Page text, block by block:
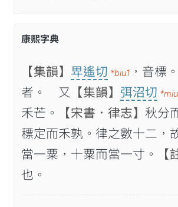
康熙字典
【集韻】 𤰞遙切 *biu1 ，音標
者。 又
【集韻】 弭沼切
禾芒。
【宋書．律志】 秋分
䅺定而禾孰。律之數十二，
當一粟，十粟而當一寸。
【
也。